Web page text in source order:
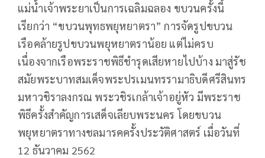
แม่น้ำเจ้าพระยาเป็นการเฉลิมฉลอง ขบวนครั้งนี้
เรียกว่า “ขบวนพุทธพยุหยาตรา” การจัดรูปขบวน
เรือคล้ายรูปขบวนพยุหยาตราน้อย แต่ไม่ครบ
เนื่องจากเรือพระราชพิธีชำรุดเสียหายไปบ้าง มาสู่รัช
สมัยพระบาทสมเด็จพระปรเมนทรรามาธิบดีศรีสินทร
มหาวชิราลงกรณ พระวชิรเกล้าเจ้าอยู่หัว มีพระราช
พิธีครั้งสำคัญการเสด็จเลียบพระนคร โดยขบวน
พยุหยาตราทางชลมารคครั้งประวัติศาสตร์ เมื่อวันที่
12 ธันวาคม 2562